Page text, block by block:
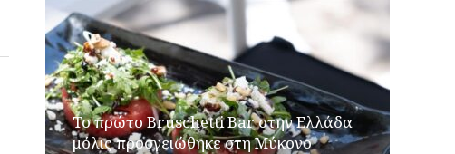
Το πρώτο Bruschetti Bar στην Ελλάδα
μόλις προσγειώθηκε στη Μύκονο